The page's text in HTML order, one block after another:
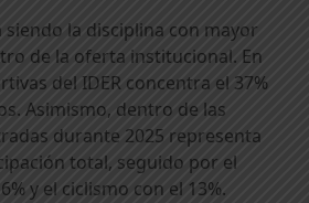
la disciplina con mayor
de la oferta institucional. En
del IDER concentra el 37%
Asimismo, dentro de las
durante 2025 representa
total, seguido por el
y el ciclismo con el 13%.